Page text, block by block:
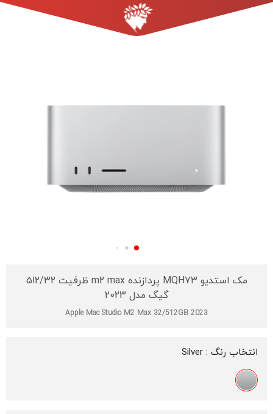
مک استدیو MQH73 پردازنده m2 max ظرفیت 512/32
گیگ مدل 2023
Apple Mac Studio M2 Max 32/512GB 2023
انتخاب رنگ : Silver